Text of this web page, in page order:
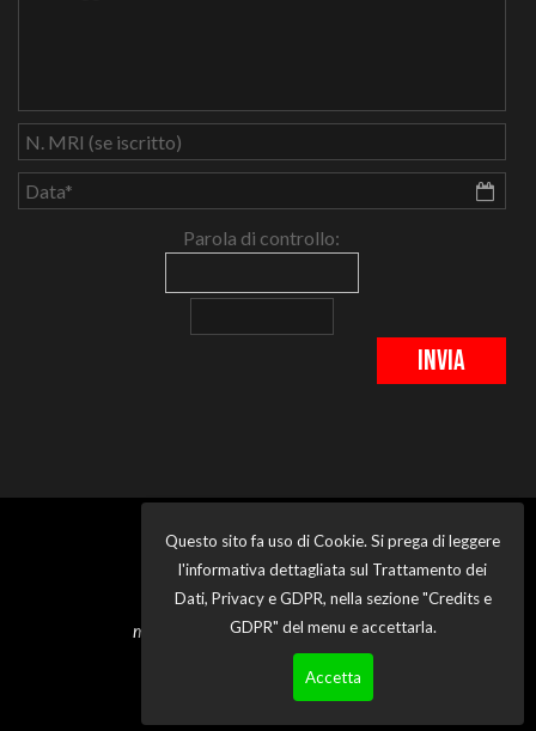
Parola di controllo:
MUSTANG REGISTER OF ITALY MRI
GROUP
Proud to own my Mustang, proud to be
member of Mustang Register of Italy MRI
© 2014-2026
Questo sito fa uso di Cookie. Si prega di leggere
l'informativa dettagliata sul Trattamento dei
Dati, Privacy e GDPR, nella sezione "Credits e
GDPR" del menu e accettarla.
Accetta